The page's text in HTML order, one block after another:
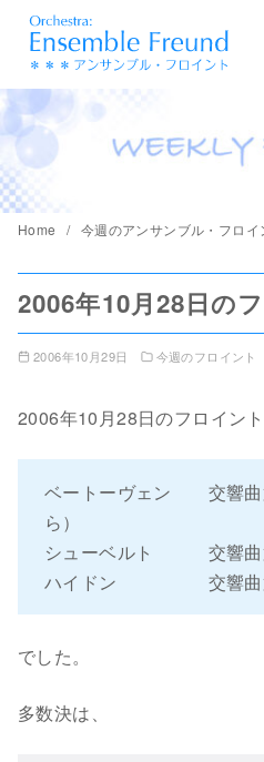
ツ
へ
移
Home 今週のアンサンブル・フロイ
2006年10月28日の
2006年10月29日 今週のフロイント
2006年10月28日のフロイント
ベートーヴェン 交響曲
ら）
シューベルト 交響曲
ハイドン 交響曲第
でした。
多数決は、